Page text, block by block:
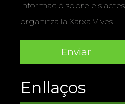
informació sobre els
organitza la Xarxa Vives.
Enllaços